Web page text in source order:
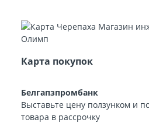
Карта покупок
Белгапзпромбанк
Выставьте цену ползунком и
товара в рассрочку